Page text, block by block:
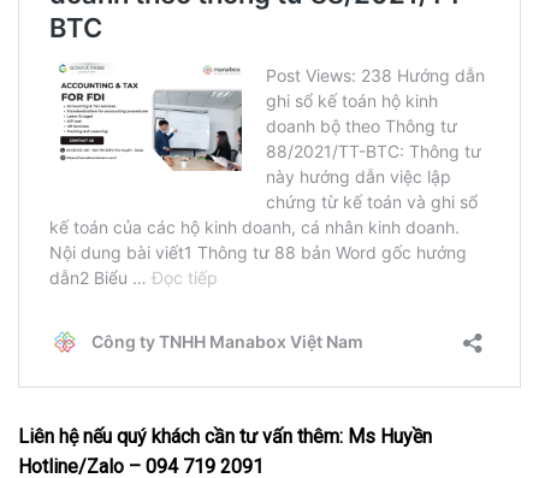
Liên hệ nếu quý khách cần tư vấn thêm: Ms Huyền
Hotline/Zalo – 094 719 2091